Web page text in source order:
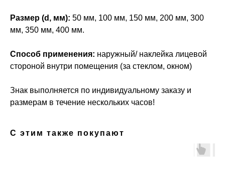
Размер (d, мм): 50 мм, 100 мм, 150 мм, 200 мм, 300
мм, 350 мм, 400 мм.
Способ применения: наружный/ наклейка лицевой
стороной внутри помещения (за стеклом, окном)
Знак выполняется по индивидуальному заказу и
размерам в течение нескольких часов!
С этим также покупают